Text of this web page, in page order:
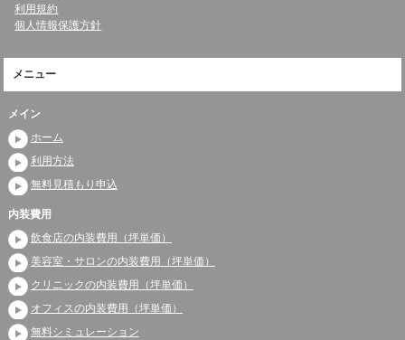
利用規約
個人情報保護方針
メニュー
メイン
ホーム
利用方法
無料見積もり申込
内装費用
飲食店の内装費用（坪単価）
美容室・サロンの内装費用（坪単価）
クリニックの内装費用（坪単価）
オフィスの内装費用（坪単価）
無料シミュレーション